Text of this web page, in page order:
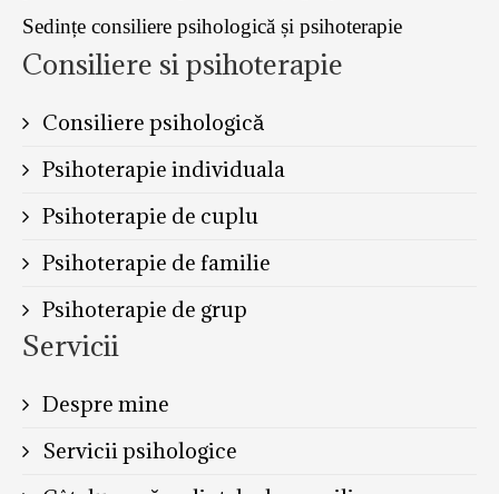
Sedințe consiliere psihologică și psihoterapie
Consiliere si psihoterapie
Consiliere psihologică
Psihoterapie individuala
Psihoterapie de cuplu
Psihoterapie de familie
Psihoterapie de grup
Servicii
Despre mine
Servicii psihologice